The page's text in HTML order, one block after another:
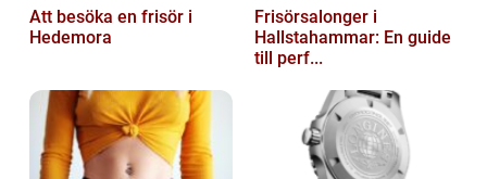
Att besöka en frisör i
Hedemora
Frisörsalonger i
Hallstahammar: En guide
till perf...